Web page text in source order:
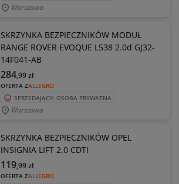
Warszawa
SKRZYNKA BEZPIECZNIKÓW MODUŁ
RANGE ROVER EVOQUE L538 2.0d GJ32-
14F041-AB
OFERTA ZALLEGRO
284,99zł
SPRZEDAJĄCY: OSOBA PRYWATNA
Warszawa
SKRZYNKA BEZPIECZNIKÓW OPEL
INSIGNIA LIFT 2.0 CDTI
OFERTA ZALLEGRO
119,99zł